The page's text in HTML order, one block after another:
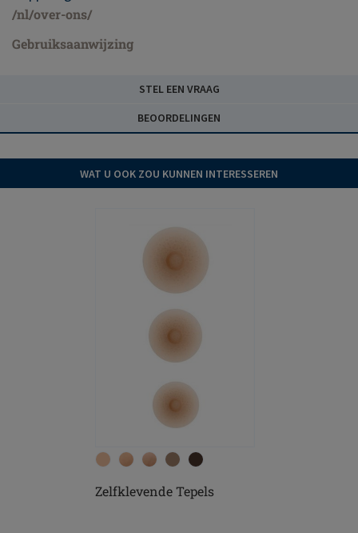
/nl/over-ons/
Gebruiksaanwijzing
STEL EEN VRAAG
BEOORDELINGEN
WAT U OOK ZOU KUNNEN INTERESSEREN
Zelfklevende Tepels